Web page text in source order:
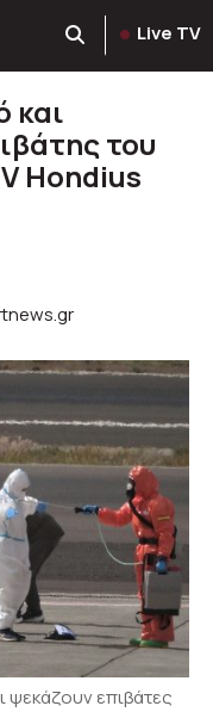
Live TV
και
του
Hondius
ψεκάζουν επιβάτες